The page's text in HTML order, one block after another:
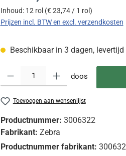
Inhoud: 12 rol (€ 23,74 / 1 rol)
Prijzen incl. BTW en excl. verzendkosten
Beschikbaar in 3 dagen, levertijd
Producthoeveelheid: Voer de gewenste
doos
Toevoegen aan wensenlijst
Productnummer: 3006322
Fabrikant: Zebra
Productnummer fabrikant: